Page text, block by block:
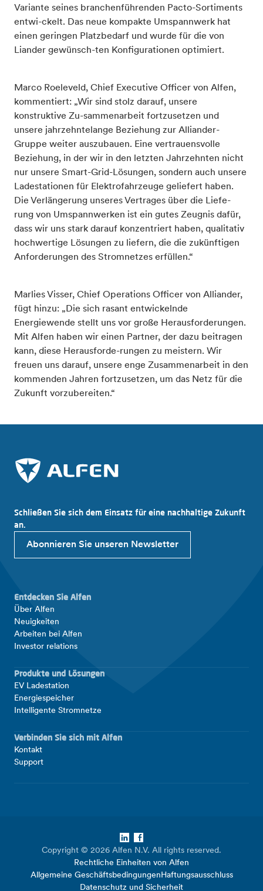
Variante seines branchenführenden Pacto-Sortiments
entwi-ckelt. Das neue kompakte Umspannwerk hat
einen geringen Platzbedarf und wurde für die von
Liander gewünsch-ten Konfigurationen optimiert.
Marco Roeleveld, Chief Executive Officer von Alfen,
kommentiert: „Wir sind stolz darauf, unsere
konstruktive Zu-sammenarbeit fortzusetzen und
unsere jahrzehntelange Beziehung zur Alliander-
Gruppe weiter auszubauen. Eine vertrauensvolle
Beziehung, in der wir in den letzten Jahrzehnten nicht
nur unsere Smart-Grid-Lösungen, sondern auch unsere
Ladestationen für Elektrofahrzeuge geliefert haben.
Die Verlängerung unseres Vertrages über die Liefe-
rung von Umspannwerken ist ein gutes Zeugnis dafür,
dass wir uns stark darauf konzentriert haben, qualitativ
hochwertige Lösungen zu liefern, die die zukünftigen
Anforderungen des Stromnetzes erfüllen.“
Marlies Visser, Chief Operations Officer von Alliander,
fügt hinzu: „Die sich rasant entwickelnde
Energiewende stellt uns vor große Herausforderungen.
Mit Alfen haben wir einen Partner, der dazu beitragen
kann, diese Herausforde-rungen zu meistern. Wir
freuen uns darauf, unsere enge Zusammenarbeit in den
kommenden Jahren fortzusetzen, um das Netz für die
Zukunft vorzubereiten.“
Schließen Sie sich dem Einsatz für eine nachhaltige Zukunft
an.
Abonnieren Sie unseren Newsletter
Entdecken Sie Alfen
Über Alfen
Neuigkeiten
Arbeiten bei Alfen
Investor relations
Produkte und Lösungen
EV Ladestation
Energiespeicher
Intelligente Stromnetze
Verbinden Sie sich mit Alfen
Kontakt
Support
Copyright © 2026 Alfen N.V. All rights reserved.
Rechtliche Einheiten von Alfen
Allgemeine GeschäftsbedingungenHaftungsausschluss
Datenschutz und Sicherheit
LinkedIn